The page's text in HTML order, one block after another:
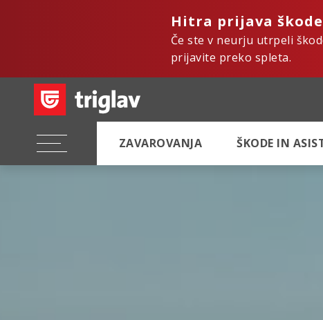
Hitra prijava
Če ste v neurju utrpeli
prijavite preko spleta.
ZAVAROVANJA ŠKODE IN